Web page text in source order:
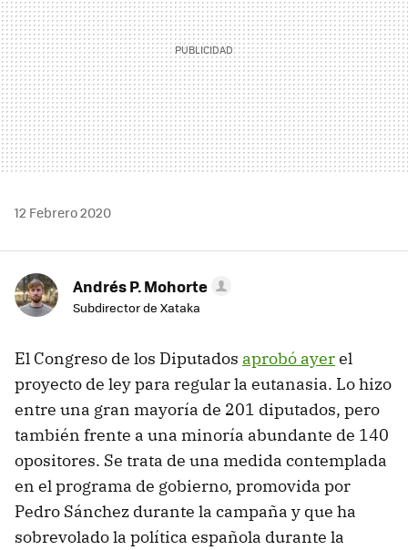
12 Febrero 2020
Andrés P. Mohorte
Subdirector de Xataka
El Congreso de los Diputados aprobó ayerel
proyecto de ley para regular la eutanasia. Lo hizo
entre una gran mayoría de 201 diputados, pero
también frente a una minoría abundante de 140
opositores. Se trata de una medida contemplada
en el programa de gobierno, promovida por
Pedro Sánchez durante la campaña y que ha
sobrevolado la política española durante la